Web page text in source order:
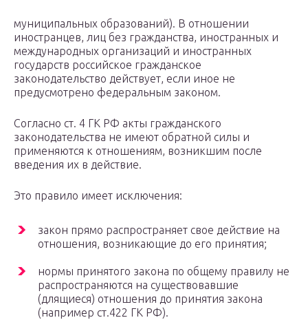
муниципальных образований). В отношении
иностранцев, лиц без гражданства, иностранных и
международных организаций и иностранных
государств российское гражданское
законодательство действует, если иное не
предусмотрено федеральным законом.
Согласно ст. 4 ГК РФ акты гражданского
законодательства не имеют обратной силы и
применяются к отношениям, возникшим после
введения их в действие.
Это правило имеет исключения:
закон прямо распространяет свое действие на
отношения, возникающие до его принятия;
нормы принятого закона по общему правилу не
распространяются на существовавшие
(длящиеся) отношения до принятия закона
(например ст.422 ГК РФ).